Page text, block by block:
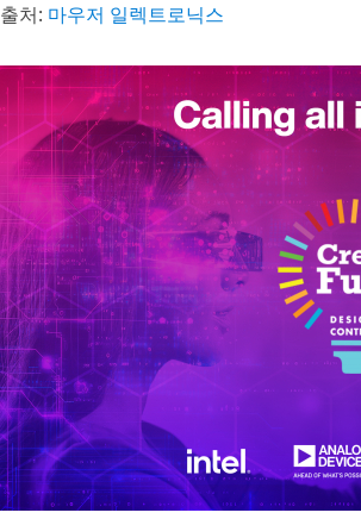
출처: 마우저 일렉트로닉스